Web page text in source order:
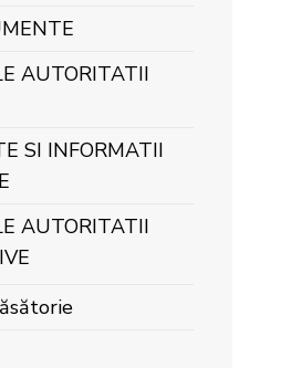
AUTORITATII
SI INFORMATII
AUTORITATII